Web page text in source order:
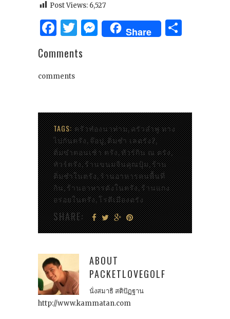
Post Views: 6,527
Facebook
Twitter
Messenger
Share
Comments
comments
TAGS: ครัวท๋องนาท่าม,ครัวลำพู ทาง
ไปกันตรัง,จ๊อปู,ติ่มซำ เลตรัง2,
ติ่มซำตอนเช้า ตรัง,ทัวร์กิน ณ ตรัง,
ทัวร์ตรัง,ร้านขนมจีนคุณปุ้ม,ร้าน
ติ่มซำในตรัง,ร้านอาหารคนพื้นที่
กิน,ร้านอาหารดังในตรัง,ร้านแกง
อร่อยในตรัง,โรตีเมืองตรัง
SHARE:
ABOUT
PACKETLOVEGOLF
นั่งสมาธิ สติปัฏฐาน
http://www.kammatan.com